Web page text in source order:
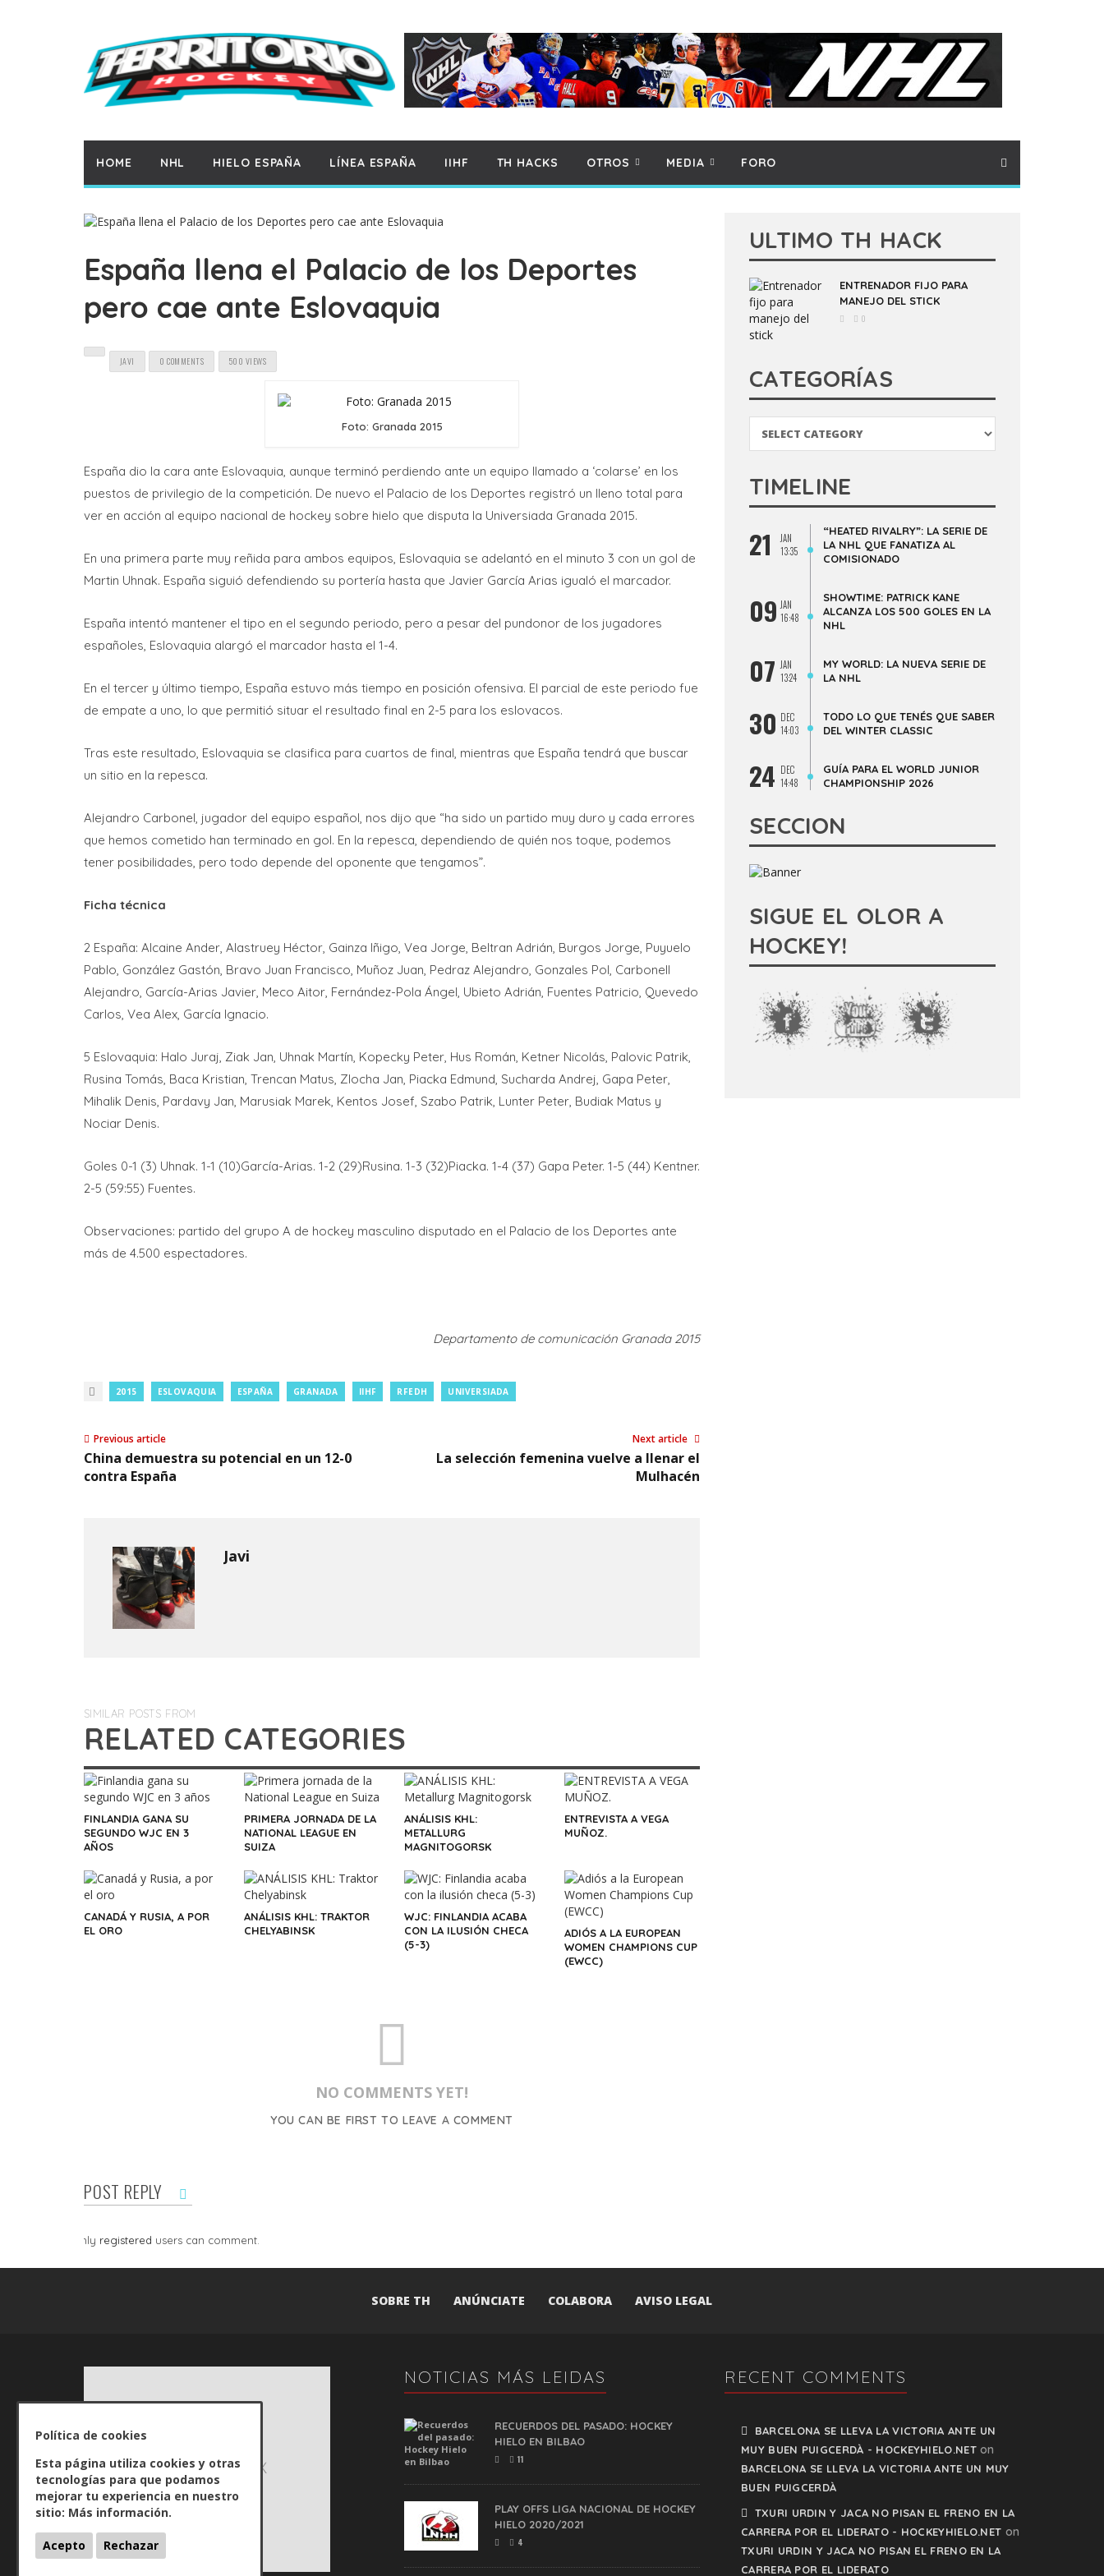
HOME NHL HIELO ESPAÑA LÍNEA ESPAÑA IIHF TH HACKS OTROS MEDIA FORO
España llena el Palacio de los Deportes
pero cae ante Eslovaquia
JAVI 0 COMMENTS 500 VIEWS
Foto: Granada 2015
España dio la cara ante Eslovaquia, aunque terminó perdiendo ante un equipo llamado a ‘colarse’ en los
puestos de privilegio de la competición. De nuevo el Palacio de los Deportes registró un lleno total para
ver en acción al equipo nacional de hockey sobre hielo que disputa la Universiada Granada 2015.
En una primera parte muy reñida para ambos equipos, Eslovaquia se adelantó en el minuto 3 con un gol de
Martin Uhnak. España siguió defendiendo su portería hasta que Javier García Arias igualó el marcador.
España intentó mantener el tipo en el segundo periodo, pero a pesar del pundonor de los jugadores
españoles, Eslovaquia alargó el marcador hasta el 1-4.
En el tercer y último tiempo, España estuvo más tiempo en posición ofensiva. El parcial de este periodo fue
de empate a uno, lo que permitió situar el resultado final en 2-5 para los eslovacos.
Tras este resultado, Eslovaquia se clasifica para cuartos de final, mientras que España tendrá que buscar
un sitio en la repesca.
Alejandro Carbonel, jugador del equipo español, nos dijo que “ha sido un partido muy duro y cada errores
que hemos cometido han terminado en gol. En la repesca, dependiendo de quién nos toque, podemos
tener posibilidades, pero todo depende del oponente que tengamos”.
Ficha técnica
2 España: Alcaine Ander, Alastruey Héctor, Gainza Iñigo, Vea Jorge, Beltran Adrián, Burgos Jorge, Puyuelo
Pablo, González Gastón, Bravo Juan Francisco, Muñoz Juan, Pedraz Alejandro, Gonzales Pol, Carbonell
Alejandro, García-Arias Javier, Meco Aitor, Fernández-Pola Ángel, Ubieto Adrián, Fuentes Patricio, Quevedo
Carlos, Vea Alex, García Ignacio.
5 Eslovaquia: Halo Juraj, Ziak Jan, Uhnak Martín, Kopecky Peter, Hus Román, Ketner Nicolás, Palovic Patrik,
Rusina Tomás, Baca Kristian, Trencan Matus, Zlocha Jan, Piacka Edmund, Sucharda Andrej, Gapa Peter,
Mihalik Denis, Pardavy Jan, Marusiak Marek, Kentos Josef, Szabo Patrik, Lunter Peter, Budiak Matus y
Nociar Denis.
Goles 0-1 (3) Uhnak. 1-1 (10)García-Arias. 1-2 (29)Rusina. 1-3 (32)Piacka. 1-4 (37) Gapa Peter. 1-5 (44) Kentner.
2-5 (59:55) Fuentes.
Observaciones: partido del grupo A de hockey masculino disputado en el Palacio de los Deportes ante
más de 4.500 espectadores.
Departamento de comunicación Granada 2015
2015 ESLOVAQUIA ESPAÑA GRANADA IIHF RFEDH UNIVERSIADA
Previous article
China demuestra su potencial en un 12-0
contra España
Next article
La selección femenina vuelve a llenar el
Mulhacén
Javi
SIMILAR POSTS FROM
RELATED CATEGORIES
FINLANDIA GANA SU
SEGUNDO WJC EN 3
AÑOS
PRIMERA JORNADA DE LA
NATIONAL LEAGUE EN
SUIZA
ANÁLISIS KHL:
METALLURG
MAGNITOGORSK
ENTREVISTA A VEGA
MUÑOZ.
CANADÁ Y RUSIA, A POR
EL ORO
ANÁLISIS KHL: TRAKTOR
CHELYABINSK
WJC: FINLANDIA ACABA
CON LA ILUSIÓN CHECA
(5-3)
ADIÓS A LA EUROPEAN
WOMEN CHAMPIONS CUP
(EWCC)
NO COMMENTS YET!
YOU CAN BE FIRST TO LEAVE A COMMENT
POST REPLY
Only registered users can comment.
ULTIMO TH HACK
ENTRENADOR FIJO PARA
MANEJO DEL STICK
0
CATEGORÍAS
TIMELINE
21
JAN
13:35
“HEATED RIVALRY”: LA SERIE DE
LA NHL QUE FANATIZA AL
COMISIONADO
09 JAN
16:48
SHOWTIME: PATRICK KANE
ALCANZA LOS 500 GOLES EN LA
NHL
07 JAN
13:24
MY WORLD: LA NUEVA SERIE DE
LA NHL
30 DEC
14:03
TODO LO QUE TENÉS QUE SABER
DEL WINTER CLASSIC
24 DEC
14:48
GUÍA PARA EL WORLD JUNIOR
CHAMPIONSHIP 2026
SECCION
SIGUE EL OLOR A
HOCKEY!
SOBRE TH ANÚNCIATE COLABORA AVISO LEGAL
NOTICIAS MÁS LEIDAS
RECUERDOS DEL PASADO: HOCKEY
HIELO EN BILBAO
11
PLAY OFFS LIGA NACIONAL DE HOCKEY
HIELO 2020/2021
4
RECENT COMMENTS
BARCELONA SE LLEVA LA VICTORIA ANTE UN
MUY BUEN PUIGCERDÀ - HOCKEYHIELO.NETon
BARCELONA SE LLEVA LA VICTORIA ANTE UN MUY
BUEN PUIGCERDÀ
TXURI URDIN Y JACA NO PISAN EL FRENO EN LA
CARRERA POR EL LIDERATO - HOCKEYHIELO.NET on
TXURI URDIN Y JACA NO PISAN EL FRENO EN LA
CARRERA POR EL LIDERATO
Política de cookies
Esta página utiliza cookies y otras
tecnologías para que podamos
mejorar tu experiencia en nuestro
sitio: Más información.
Acepto Rechazar